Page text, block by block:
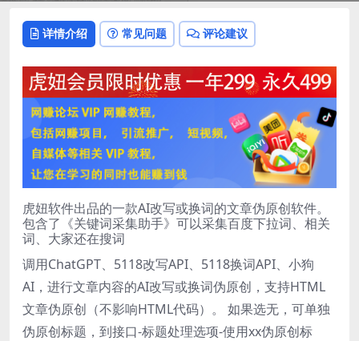
详情介绍 常见问题 评论建议
虎妞软件出品的一款AI改写或换词的文章伪原创软件。
包含了《关键词采集助手》可以采集百度下拉词、相关
词、大家还在搜词
调用ChatGPT、5118改写API、5118换词API、小狗
AI，进行文章内容的AI改写或换词伪原创，支持HTML
文章伪原创（不影响HTML代码）。 如果选无，可单独
伪原创标题，到接口-标题处理选项-使用xx伪原创标